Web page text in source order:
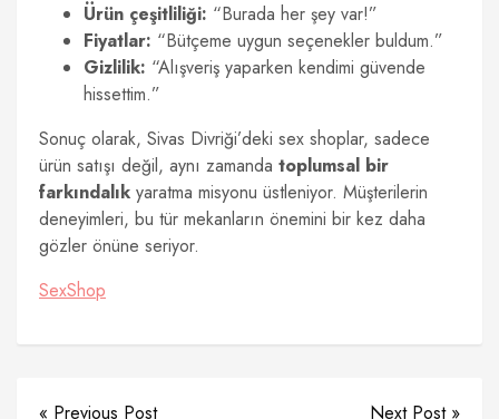
Ürün çeşitliliği: “Burada her şey var!”
Fiyatlar: “Bütçeme uygun seçenekler buldum.”
Gizlilik: “Alışveriş yaparken kendimi güvende
hissettim.”
Sonuç olarak, Sivas Divriği’deki sex shoplar, sadece
ürün satışı değil, aynı zamanda toplumsal bir
farkındalık yaratma misyonu üstleniyor. Müşterilerin
deneyimleri, bu tür mekanların önemini bir kez daha
gözler önüne seriyor.
SexShop
« Previous Post Next Post »